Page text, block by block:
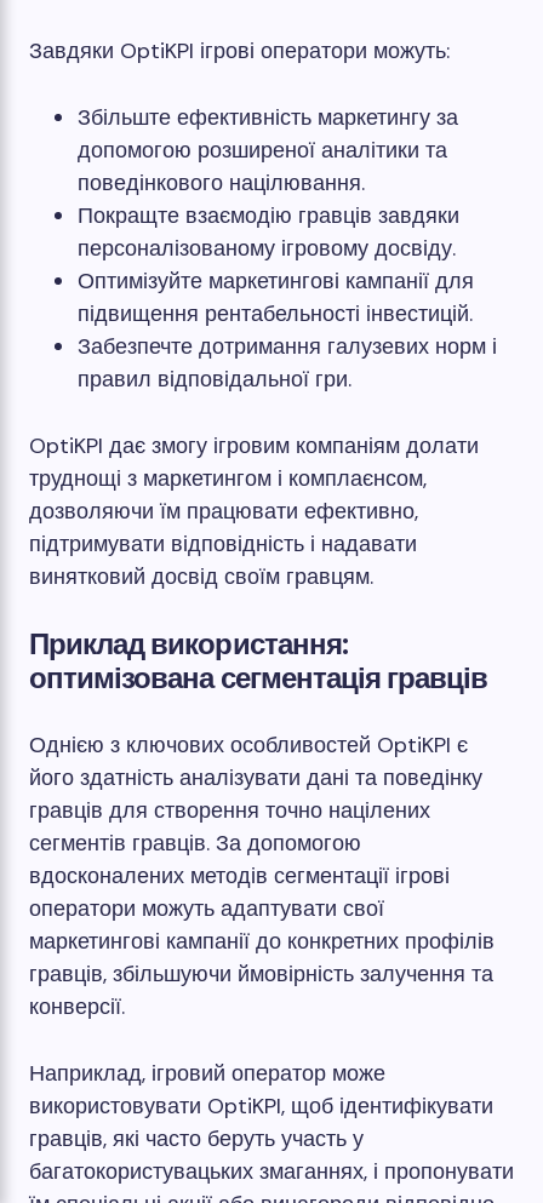
Завдяки OptiKPI ігрові оператори можуть:
Збільште ефективність маркетингу за
допомогою розширеної аналітики та
поведінкового націлювання.
Покращте взаємодію гравців завдяки
персоналізованому ігровому досвіду.
Оптимізуйте маркетингові кампанії для
підвищення рентабельності інвестицій.
Забезпечте дотримання галузевих норм і
правил відповідальної гри.
OptiKPI дає змогу ігровим компаніям долати
труднощі з маркетингом і комплаєнсом,
дозволяючи їм працювати ефективно,
підтримувати відповідність і надавати
винятковий досвід своїм гравцям.
Приклад використання:
оптимізована сегментація гравців
Однією з ключових особливостей OptiKPI є
його здатність аналізувати дані та поведінку
гравців для створення точно націлених
сегментів гравців. За допомогою
вдосконалених методів сегментації ігрові
оператори можуть адаптувати свої
маркетингові кампанії до конкретних профілів
гравців, збільшуючи ймовірність залучення та
конверсії.
Наприклад, ігровий оператор може
використовувати OptiKPI, щоб ідентифікувати
гравців, які часто беруть участь у
багатокористувацьких змаганнях, і пропонувати